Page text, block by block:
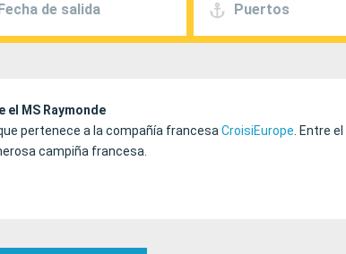
Fecha de salida Puertos
MS Raymonde
pertenece a la compañía francesa CroisiEurope . Entre
campiña francesa.